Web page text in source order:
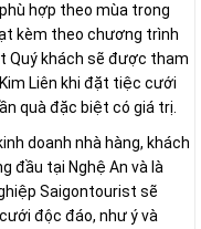
hợp theo mùa trong
kèm theo chương trình
Quý khách sẽ được tham
Liên khi đặt tiệc cưới
quà đặc biệt có giá trị.
doanh nhà hàng, khách
đầu tại Nghệ An và là
Saigontourist sẽ
độc đáo, như ý và